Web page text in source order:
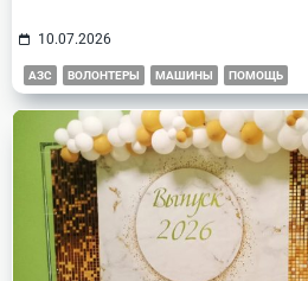
10.07.2026
АЗС ВОЛОНТЕРЫ МАШИНЫ ПОМОЩЬ